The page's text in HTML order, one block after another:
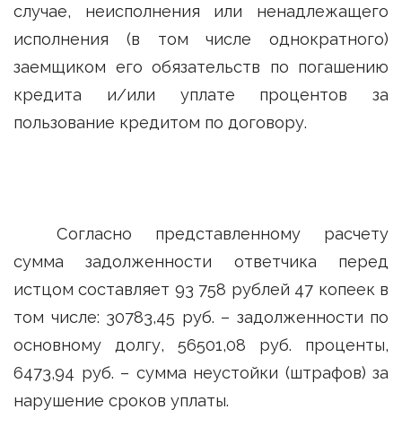
случае, неисполнения или ненадлежащего
исполнения (в том числе однократного)
заемщиком его обязательств по погашению
кредита и/или уплате процентов за
пользование кредитом по договору.
Согласно представленному расчету
сумма задолженности ответчика перед
истцом составляет 93 758 рублей 47 копеек в
том числе: 30783,45 руб. – задолженности по
основному долгу, 56501,08 руб. проценты,
6473,94 руб. – сумма неустойки (штрафов) за
нарушение сроков уплаты.